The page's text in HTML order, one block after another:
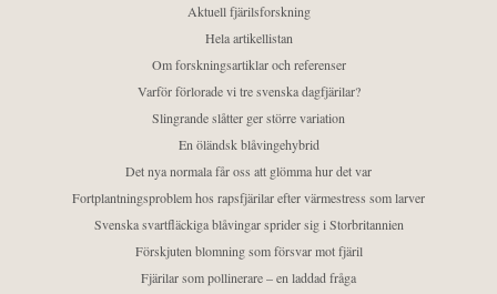
Aktuell fjärilsforskning
Hela artikellistan
Om forskningsartiklar och referenser
Varför förlorade vi tre svenska dagfjärilar?
Slingrande slåtter ger större variation
En öländsk blåvingehybrid
Det nya normala får oss att glömma hur det var
Fortplantningsproblem hos rapsfjärilar efter värmestress som larver
Svenska svartfläckiga blåvingar sprider sig i Storbritannien
Förskjuten blomning som försvar mot fjäril
Fjärilar som pollinerare – en laddad fråga